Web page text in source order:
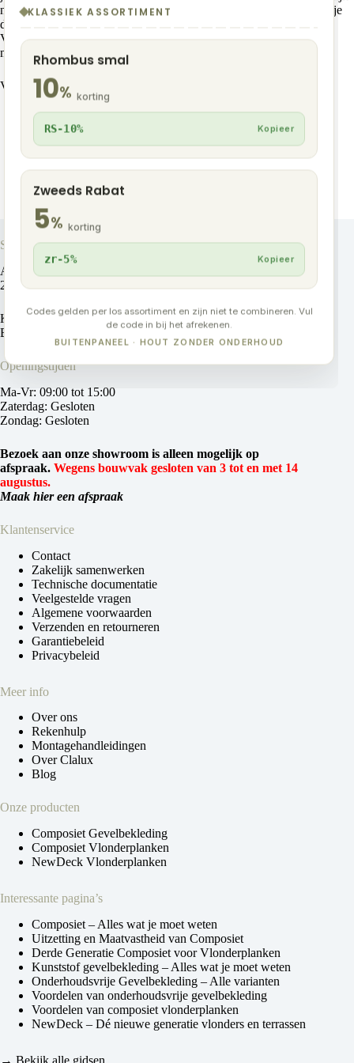
KLASSIEK ASSORTIMENT
Rhombus smal
10% korting
RS-10% Kopieer
Zweeds Rabat
5% korting
zr-5% Kopieer
Codes gelden per los assortiment en zijn niet te combineren. Vul
de code in bij het afrekenen.
BUITENPANEEL · HOUT ZONDER ONDERHOUD
niet alleen de lattenstructuur verlengen met een enkele lat, ook kan je
de richting van het schuifsysteem veranderen met de
Verbindingsprofielen; ideaal voor als je gebruikmaakt van twee of
meer Hoek-/Eindprofielen!
Vragen? Neem gerust
Showroom adres
Ambachtsweg 6a
2641 KS Pijnacker
KVK: 92344054
BTW:NL866018086B01
Openingstijden
Ma-Vr: 09:00 tot 15:00
Zaterdag: Gesloten
Zondag: Gesloten
Bezoek aan onze showroom is alleen mogelijk op
afspraak. Wegens bouwvak gesloten van 3 tot en met 14
augustus.
Maak hier een afspraak
Klantenservice
Contact
Zakelijk samenwerken
Technische documentatie
Veelgestelde vragen
Algemene voorwaarden
Verzenden en retourneren
Garantiebeleid
Privacybeleid
Meer info
Over ons
Rekenhulp
Montagehandleidingen
Over Clalux
Blog
Onze producten
Composiet Gevelbekleding
Composiet Vlonderplanken
NewDeck Vlonderplanken
Interessante pagina’s
Composiet – Alles wat je moet weten
Uitzetting en Maatvastheid van Composiet
Derde Generatie Composiet voor Vlonderplanken
Kunststof gevelbekleding – Alles wat je moet weten
Onderhoudsvrije Gevelbekleding – Alle varianten
Voordelen van onderhoudsvrije gevelbekleding
Voordelen van composiet vlonderplanken
NewDeck – Dé nieuwe generatie vlonders en terrassen
→ Bekijk alle gidsen